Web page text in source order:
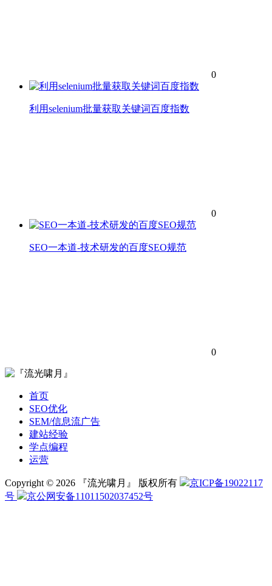
0
利用selenium批量获取关键词百度指数
0
SEO一本道-技术研发的百度SEO规范
0
首页
SEO优化
SEM/信息流广告
建站经验
学点编程
运营
Copyright © 2026 『流光啸月』 版权所有
京ICP备19022117
号
京公网安备11011502037452号